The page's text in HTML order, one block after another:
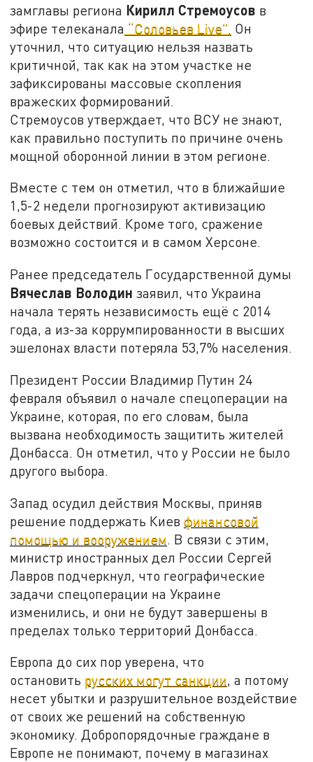
замглавы региона Кирилл Стремоусов в
эфире телеканала “Соловьев Live”. Он
уточнил, что ситуацию нельзя назвать
критичной, так как на этом участке не
зафиксированы массовые скопления
вражеских формирований.
Стремоусов утверждает, что ВСУ не знают,
как правильно поступить по причине очень
мощной оборонной линии в этом регионе.
Вместе с тем он отметил, что в ближайшие
1,5-2 недели прогнозируют активизацию
боевых действий. Кроме того, сражение
возможно состоится и в самом Херсоне.
Ранее председатель Государственной думы
Вячеслав Володин заявил, что Украина
начала терять независимость ещё с 2014
года, а из-за коррумпированности в высших
эшелонах власти потеряла 53,7% населения.
Президент России Владимир Путин 24
февраля объявил о начале спецоперации на
Украине, которая, по его словам, была
вызвана необходимость защитить жителей
Донбасса. Он отметил, что у России не было
другого выбора.
Запад осудил действия Москвы, приняв
решение поддержать Киевфинансовой
помощью и вооружением . В связи с этим,
министр иностранных дел России Сергей
Лавров подчеркнул, что географические
задачи спецоперации на Украине
изменились, и они не будут завершены в
пределах только территорий Донбасса.
Европа до сих пор уверена, что
остановить русских могут санкции, а потому
несет убытки и разрушительное воздействие
от своих же решений на собственную
экономику. Добропорядочные граждане в
Европе не понимают, почему в магазинах